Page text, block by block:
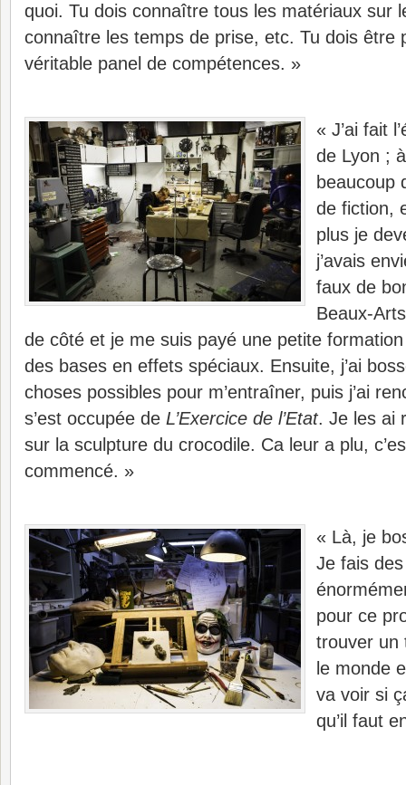
quoi. Tu dois connaître tous les matériaux sur
connaître les temps de prise, etc. Tu dois être
véritable panel de compétences. »
« J’ai fait
de Lyon ;
beaucoup
de fiction,
plus je
j’avais
faux de
Beaux-
de côté et je me suis payé une petite formation
des bases en effets spéciaux. Ensuite, j’ai
choses possibles pour m’entraîner, puis j’ai
s’est occupée de L’Exercice de l’Etat. Je les ai
sur la sculpture du crocodile. Ca leur a plu,
commencé. »
« Là, je
Je fais
pour ce
trouver un
le monde
va voir si
qu’il faut